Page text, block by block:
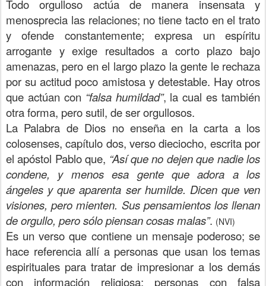
Todo orgulloso actúa de manera insensata y
menosprecia las relaciones; no tiene tacto en el trato
y ofende constantemente; expresa un espíritu
arrogante y exige resultados a corto plazo bajo
amenazas, pero en el largo plazo la gente le rechaza
por su actitud poco amistosa y detestable. Hay otros
que actúan con “falsa humildad”, la cual es también
otra forma, pero sutil, de ser orgullosos.
La Palabra de Dios no enseña en la carta a los
colosenses, capítulo dos, verso dieciocho, escrita por
el apóstol Pablo que, “Así que no dejen que nadie los
condene, y menos esa gente que adora a los
ángeles y que aparenta ser humilde. Dicen que ven
visiones, pero mienten. Sus pensamientos los llenan
de orgullo, pero sólo piensan cosas malas”. (NVI)
Es un verso que contiene un mensaje poderoso; se
hace referencia allí a personas que usan los temas
espirituales para tratar de impresionar a los demás
con información religiosa; personas con falsa